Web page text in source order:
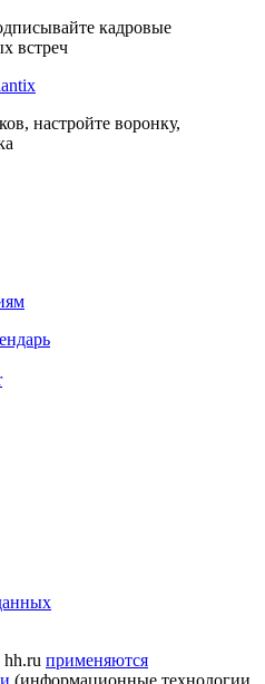
кадровые
встреч
настройте воронку,
применяются
(информационные технологии